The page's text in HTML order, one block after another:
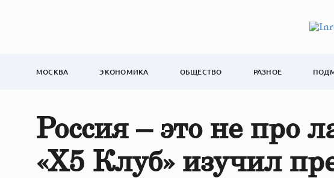
МОСКВА ЭКОНОМИКА ОБЩЕСТВО РАЗНОЕ
Россия – это не про
«X5 Клуб» изучил